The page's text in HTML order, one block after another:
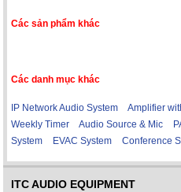
Các sản phẩm khác
Các danh mục khác
IP Network Audio System Amplifier
Weekly Timer
Audio Source & Mic
System
EVAC System Conference
ITC AUDIO EQUIPMENT